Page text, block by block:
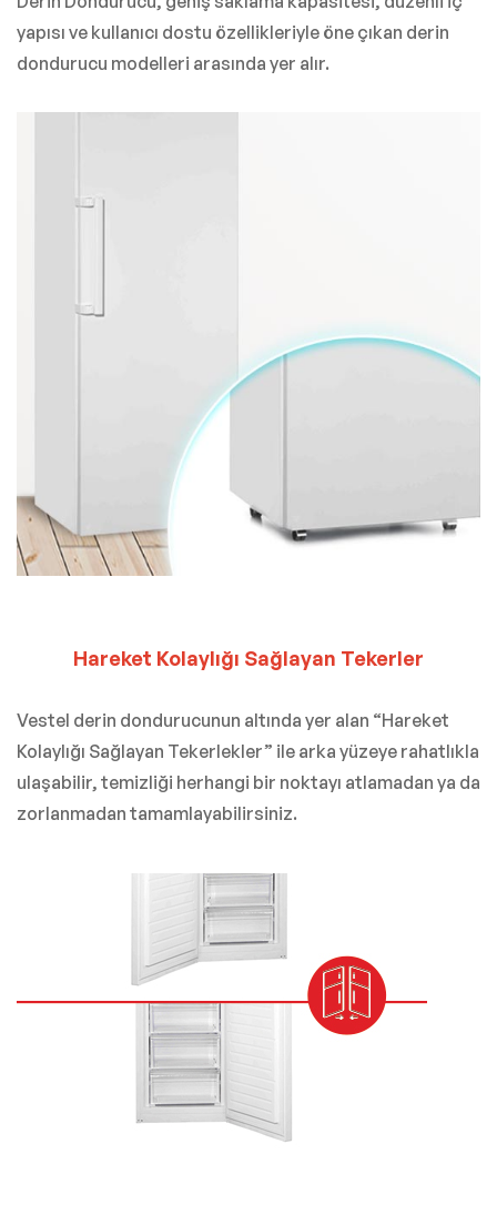
yapısı ve kullanıcı dostu özellikleriyle öne çıkan derin
dondurucu modelleri arasında yer alır.
Hareket Kolaylığı Sağlayan Tekerler
Vestel derin dondurucunun altında yer alan “Hareket
Kolaylığı Sağlayan Tekerlekler” ile arka yüzeye rahatlıkla
ulaşabilir, temizliği herhangi bir noktayı atlamadan ya da
zorlanmadan tamamlayabilirsiniz.